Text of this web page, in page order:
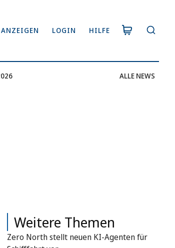
ANZEIGEN LOGIN HILFE
ALLE NEWS
Weitere Themen
Zero North stellt neuen KI-Agenten für